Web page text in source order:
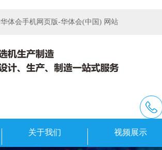
体会手机网页版-华体会(中国) 网站
关于我们 视频展示